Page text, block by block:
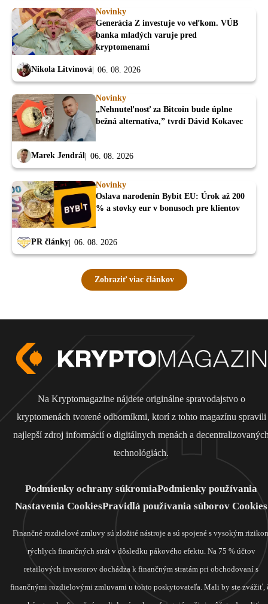
Novinky
Generácia Z investuje vo veľkom. VÚB
banka mladých varuje pred
kryptomenami
Nikola Litvinová 06. 08. 2026
Novinky
„Nehnuteľnosť za Bitcoin bude úplne
bežná alternatíva,” tvrdí Dávid Kokavec
Marek Jendrál 06. 08. 2026
Novinky
Oslava narodenín Bybit EU: Úrok až 200
% a stovky eur v bonusoch pre klientov
PR články 06. 08. 2026
Zobraziť viac článkov
Na Kryptomagazine nájdete originálne spravodajstvo o
kryptomenách tvorené odborníkmi, ktorí z tohto magazínu spravili
najlepší zdroj informácií o digitálnych menách a
technológiách.
Podmienky ochrany súkromiaPodmienky používania
Nastavenia CookiesPravidlá používania súborov Cookies
Finančné rozdielové zmluvy sú zložité nástroje a sú spojené s vysokým
rýchlych finančných strát v dôsledku pákového efektu. Na 75 % účtov
retailových investorov dochádza k finančným stratám pri obchodovaní s
finančnými rozdielovými zmluvami u tohto poskytovateľa. Mali by ste zvážiť,